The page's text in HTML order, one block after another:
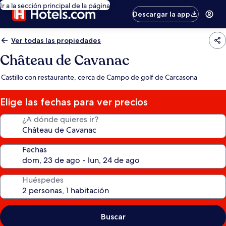
Ir a la sección principal de la página
Descargar la app
Ver todas las propiedades
Château de Cavanac
Castillo con restaurante, cerca de Campo de golf de Carcasona
Elige las fechas para ver precios
¿A dónde quieres ir?
Fechas
Huéspedes
Buscar